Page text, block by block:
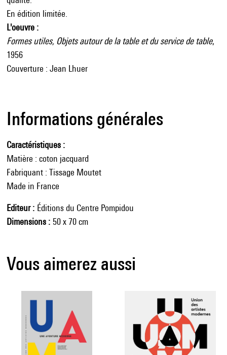
En édition limitée.
L'oeuvre :
Formes utiles, Objets autour de la table et du service de table,
1956
Couverture : Jean Lhuer
Informations générales
Caractéristiques
Matière : coton jacquard
Fabriquant : Tissage Moutet
Made in France
Editeur
Éditions du Centre Pompidou
Dimensions
50 x 70 cm
Vous aimerez aussi